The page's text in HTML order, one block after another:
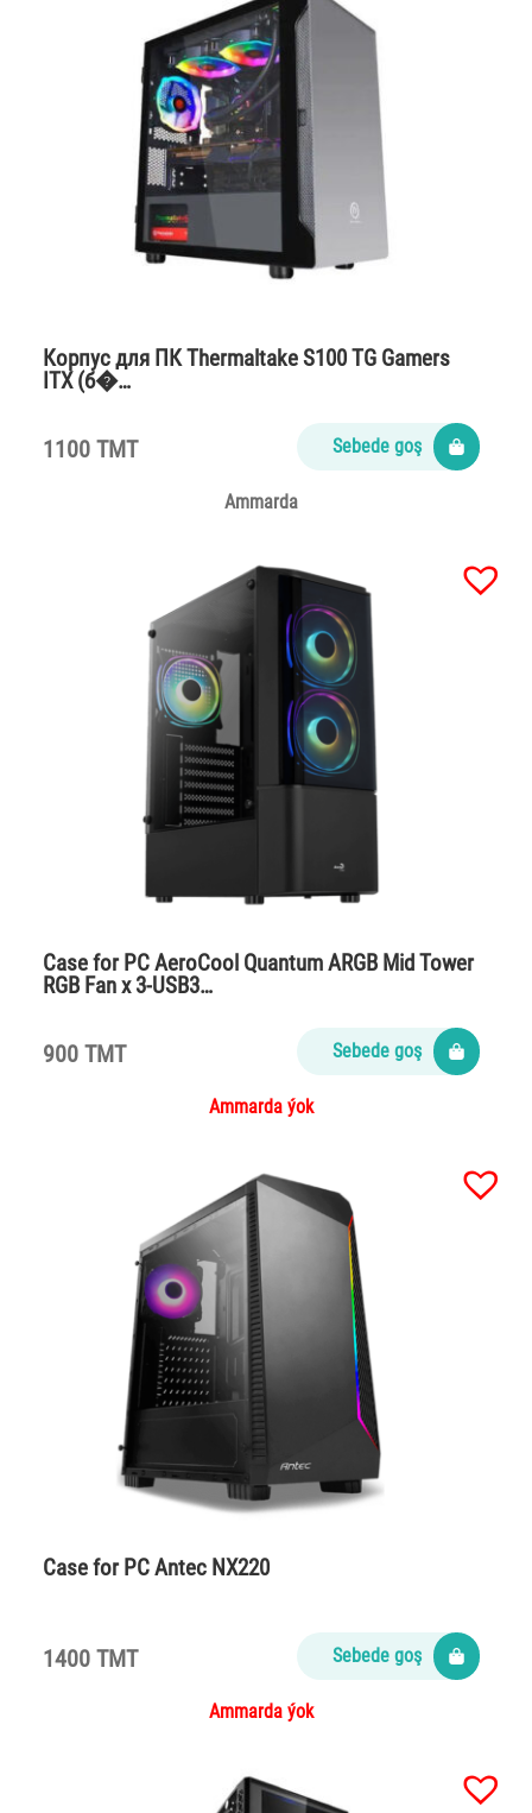
Корпус для ПК Thermaltake S100 TG Gamers
ITX (б�…
1100 TMT Sebede goş
Ammarda
Case for PC AeroCool Quantum ARGB Mid Tower
RGB Fan x 3-USB3…
900 TMT Sebede goş
Ammarda ýok
Case for PC Antec NX220
1400 TMT Sebede goş
Ammarda ýok